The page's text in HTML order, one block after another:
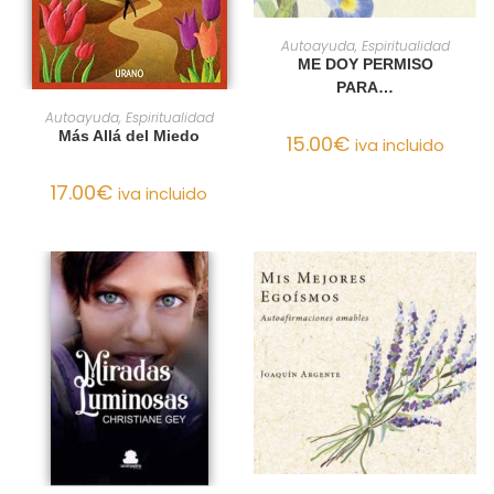
AÑADIR AL CARRITO
Autoayuda, Espiritualidad
Más Allá del Miedo
17.00€ iva incluido
AÑADIR AL CARRITO
Autoayuda, Espiritualidad
ME DOY PERMISO
PARA…
15.00€ iva incluido